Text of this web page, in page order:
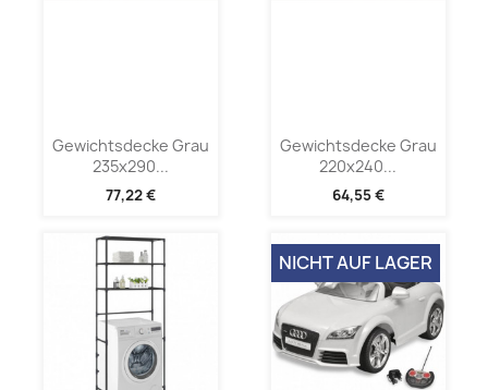
Gewichtsdecke Grau
235x290...
77,22 €
Gewichtsdecke Grau
220x240...
64,55 €
NICHT AUF LAGER